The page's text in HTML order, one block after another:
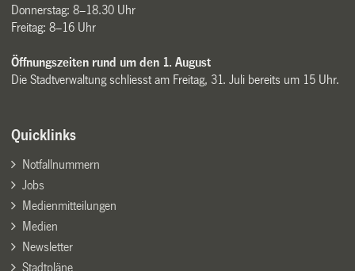
Donnerstag: 8–18.30 Uhr
Freitag: 8–16 Uhr
Öffnungszeiten rund um den 1. August
Die Stadtverwaltung schliesst am Freitag, 31. Juli bereits um 15 Uhr.
Quicklinks
Notfallnummern
Jobs
Medienmitteilungen
Medien
Newsletter
Stadtpläne